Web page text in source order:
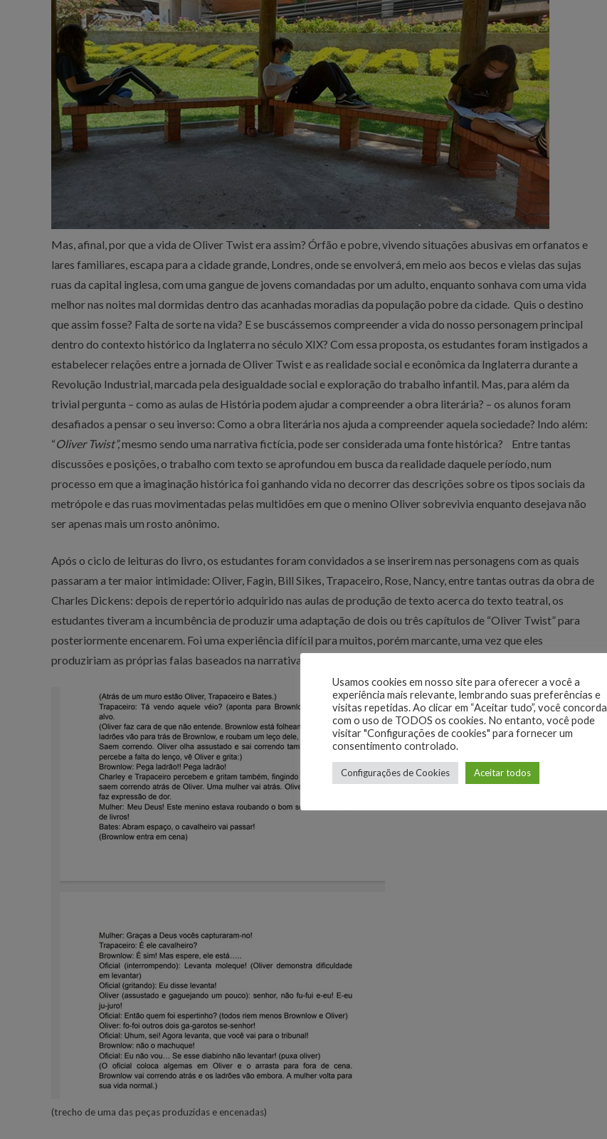
Mas, afinal, por que a vida de Oliver Twist era assim? Órfão e pobre, vivendo situações abusivas em orfanatos e
lares familiares, escapa para a cidade grande, Londres, onde se envolverá, em meio aos becos e vielas das sujas
ruas da capital inglesa, com uma gangue de jovens comandadas por um adulto, enquanto sonhava com uma vida
melhor nas noites mal dormidas dentro das acanhadas moradias da população pobre da cidade. Quis o destino
que assim fosse? Falta de sorte na vida? E se buscássemos compreender a vida do nosso personagem principal
dentro do contexto histórico da Inglaterra no século XIX? Com essa proposta, os estudantes foram instigados a
estabelecer relações entre a jornada de Oliver Twist e as realidade social e econômica da Inglaterra durante a
Revolução Industrial, marcada pela desigualdade social e exploração do trabalho infantil. Mas, para além da
trivial pergunta – como as aulas de História podem ajudar a compreender a obra literária? – os alunos foram
desafiados a pensar o seu inverso: Como a obra literária nos ajuda a compreender aquela sociedade? Indo além:
“Oliver Twist”,mesmo sendo uma narrativa fictícia,pode ser considerada uma fonte histórica? Entre tantas
discussões e posições, o trabalho com texto se aprofundou em busca da realidade daquele período, num
processo em que a imaginação histórica foi ganhando vida no decorrer das descrições sobre os tipos sociais da
metrópole e das ruas movimentadas pelas multidões em que o menino Oliver sobrevivia enquanto desejava não
ser apenas mais um rosto anônimo.
Após o ciclo de leituras do livro, os estudantes foram convidados a se inserirem nas personagens com as quais
passaram a ter maior intimidade: Oliver, Fagin, Bill Sikes, Trapaceiro, Rose, Nancy, entre tantas outras da obra de
Charles Dickens: depois de repertório adquirido nas aulas de produção de texto acerca do texto teatral, os
estudantes tiveram a incumbência de produzir uma adaptação de dois ou três capítulos de “Oliver Twist” para
posteriormente encenarem. Foi uma experiência difícil para muitos, porém marcante, uma vez que eles
produziriam as próprias falas baseados na narrativa lida.
(trecho de uma das peças produzidas e encenadas)
Usamos cookies em nosso site para oferecer a você a
experiência mais relevante, lembrando suas preferências e
visitas repetidas. Ao clicar em “Aceitar tudo”, você concorda
com o uso de TODOS os cookies. No entanto, você pode
visitar "Configurações de cookies" para fornecer um
consentimento controlado.
Configurações de Cookies Aceitar todos